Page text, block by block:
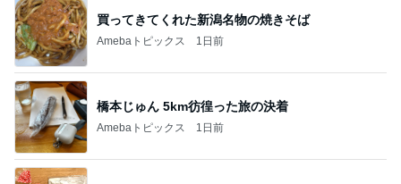
買ってきてくれた新潟名物の焼きそば
Amebaトピックス 1日前
橋本じゅん 5km彷徨った旅の決着
Amebaトピックス 1日前